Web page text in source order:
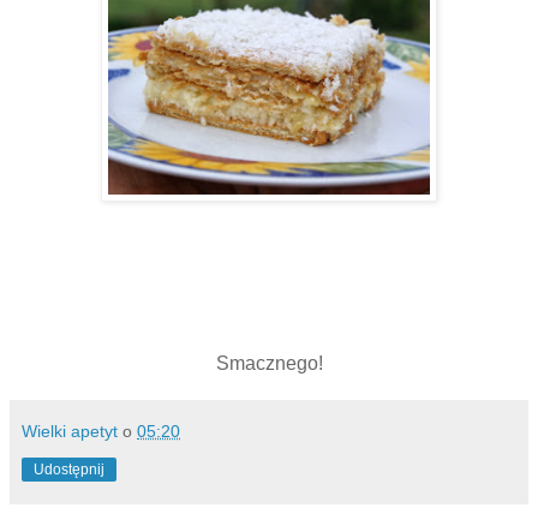
Smacznego!
Wielki apetyt o 05:20
Udostępnij